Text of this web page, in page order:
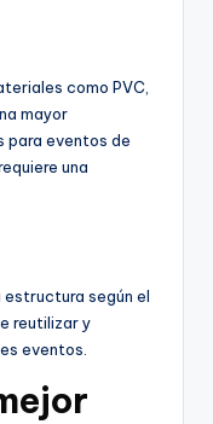
como PVC,
mayor
para eventos de
una
según el
reutilizar y
eventos.